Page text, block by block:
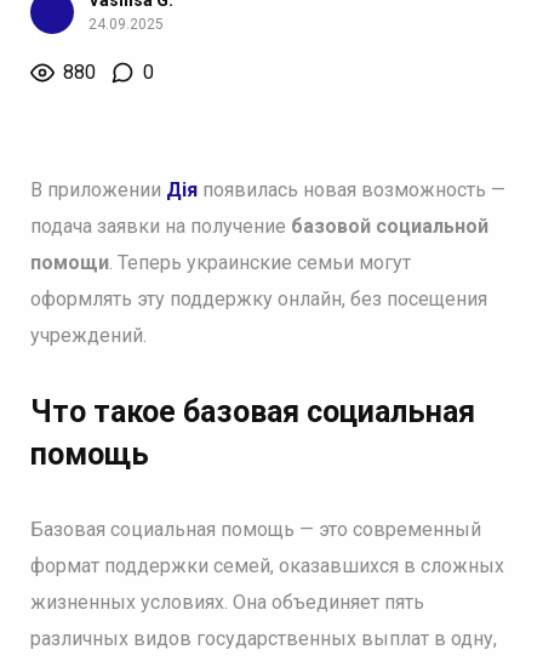
24.09.2025
880 0
В приложении Діяпоявилась новая возможность —
подача заявки на получение базовой социальной
помощи. Теперь украинские семьи могут
оформлять эту поддержку онлайн, без посещения
учреждений.
Что такое базовая социальная
помощь
Базовая социальная помощь — это современный
формат поддержки семей, оказавшихся в сложных
жизненных условиях. Она объединяет пять
различных видов государственных выплат в одну,